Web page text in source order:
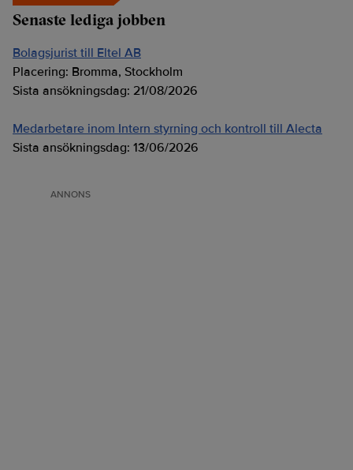
Senaste lediga jobben
Bolagsjurist till Eltel AB
Placering: Bromma, Stockholm
Sista ansökningsdag: 21/08/2026
Medarbetare inom Intern styrning och kontroll till Alecta
Sista ansökningsdag: 13/06/2026
ANNONS